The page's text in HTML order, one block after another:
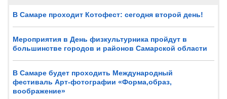
В Самаре проходит Котофест: сегодня второй день!
Мероприятия в День физкультурника пройдут в
большинстве городов и районов Самарской области
В Самаре будет проходить Международный
фестиваль Арт-фотографии «Форма,образ,
воображение»